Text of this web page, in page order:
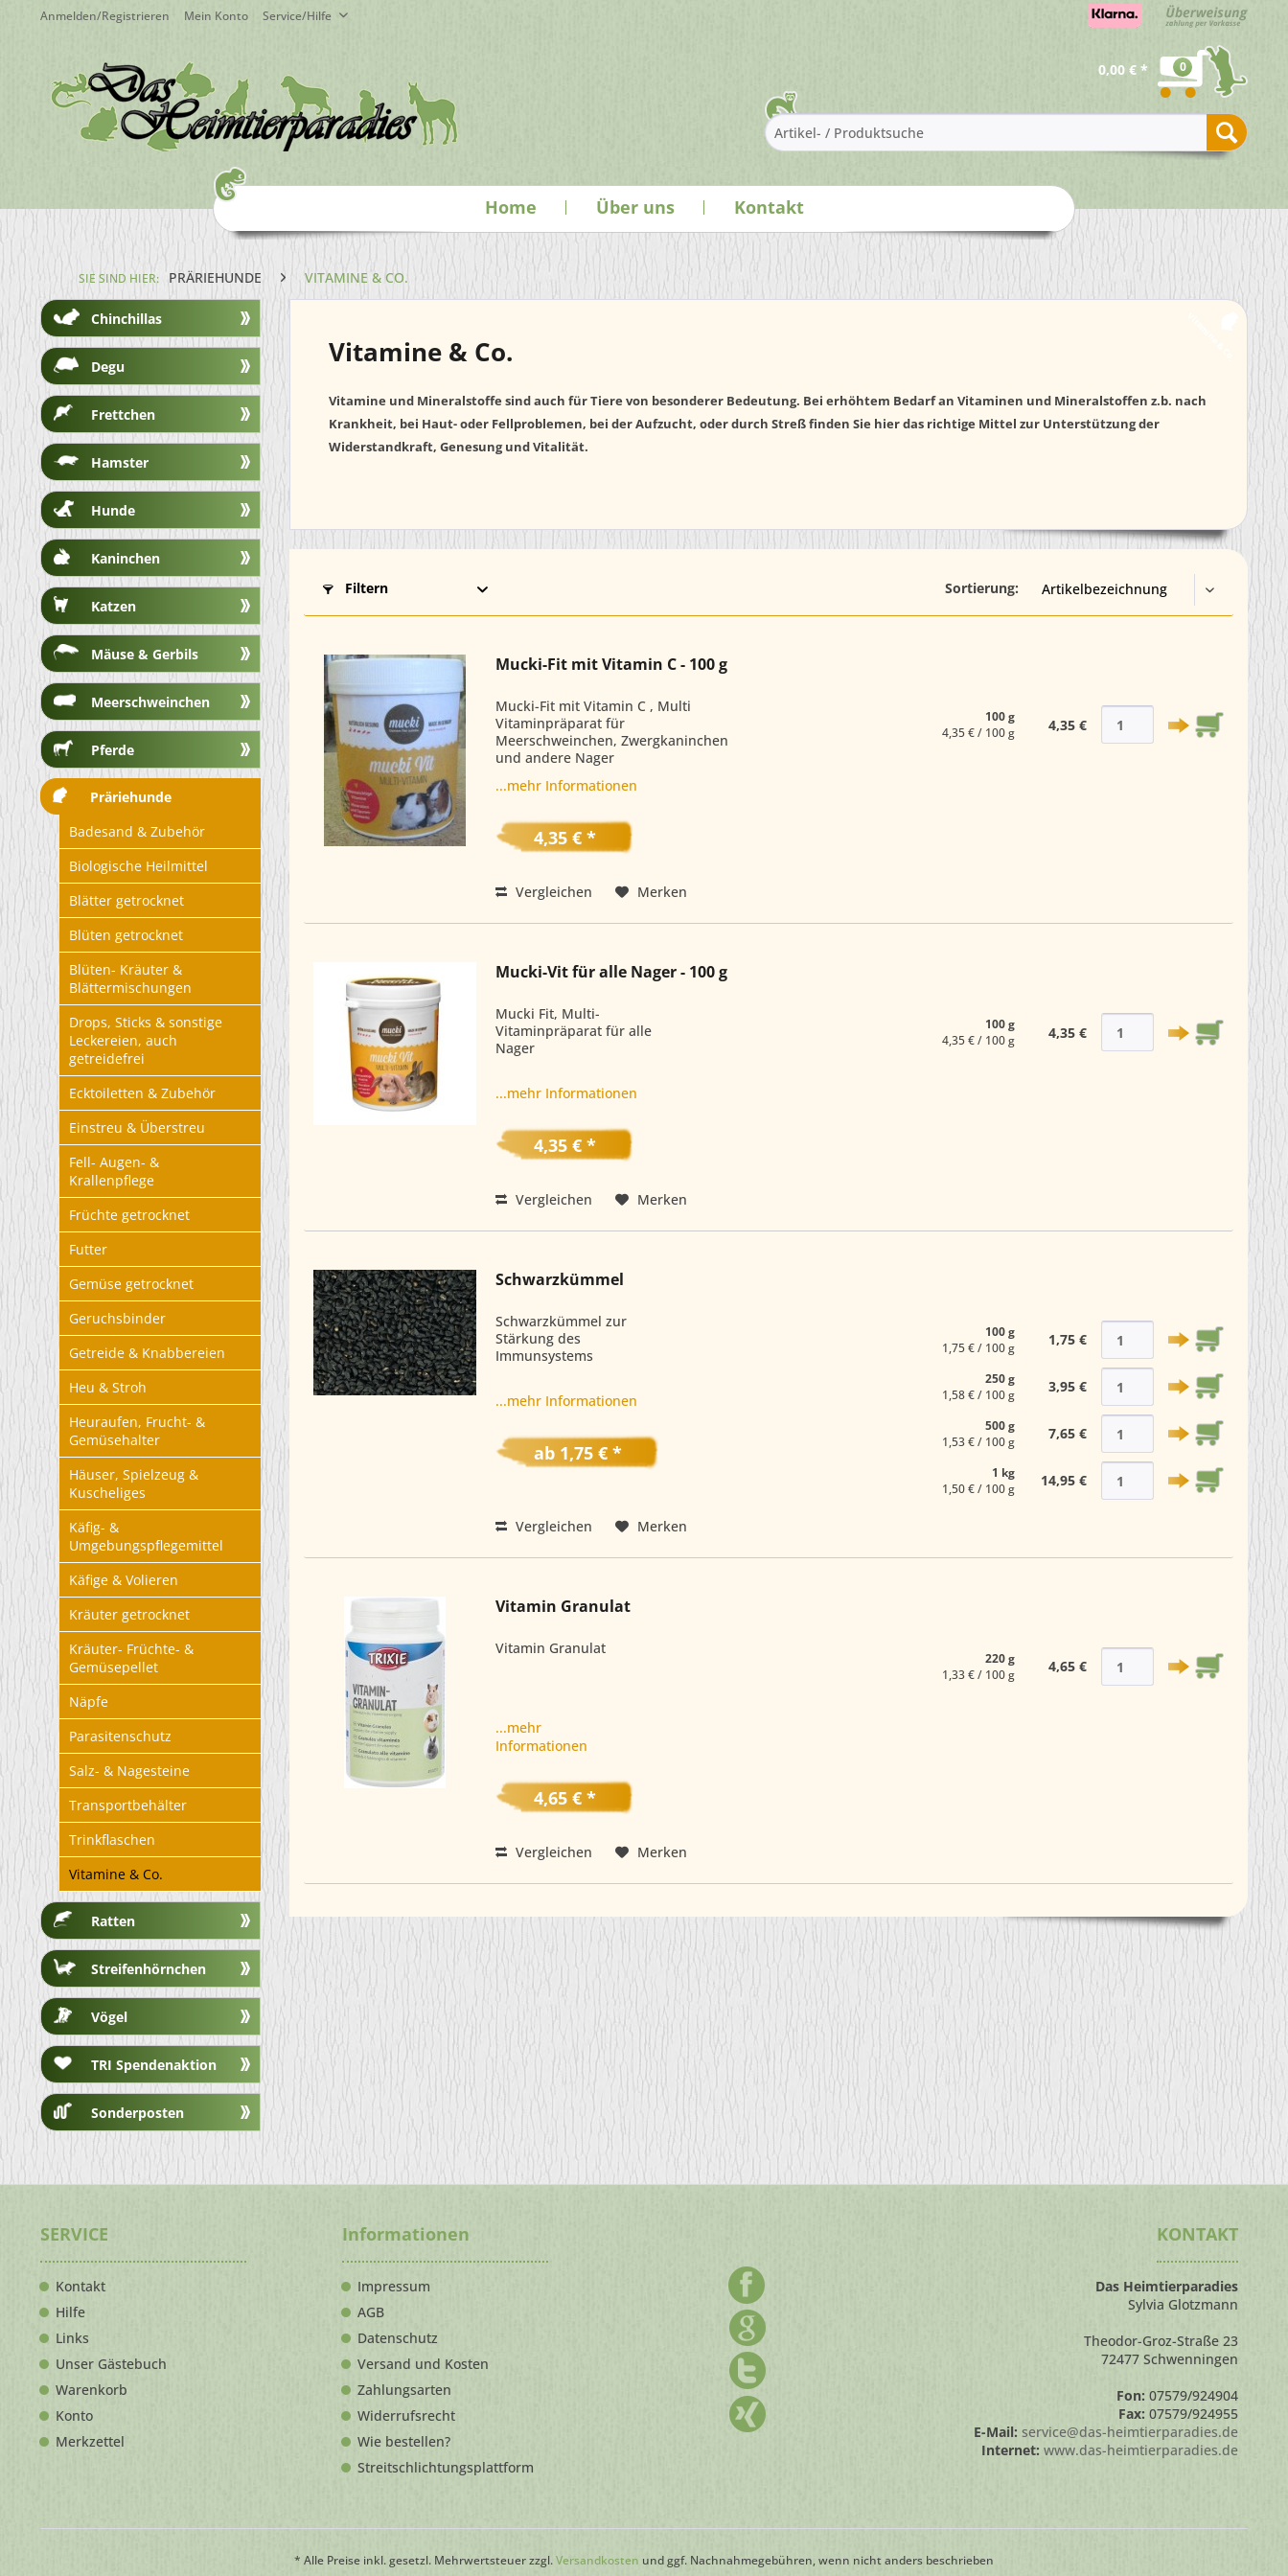
Anmelden/Registrieren Mein Konto Service/Hilfe
0
0,00 € *
Home Über uns Kontakt
SIE SIND HIER: PRÄRIEHUNDE VITAMINE & CO.
Chinchillas
Degu
Frettchen
Hamster
Hunde
Kaninchen
Katzen
Mäuse & Gerbils
Meerschweinchen
Pferde
Präriehunde
Badesand & Zubehör
Biologische Heilmittel
Blätter getrocknet
Blüten getrocknet
Blüten- Kräuter &
Blättermischungen
Drops, Sticks & sonstige
Leckereien, auch
getreidefrei
Ecktoiletten & Zubehör
Einstreu & Überstreu
Fell- Augen- &
Krallenpflege
Früchte getrocknet
Futter
Gemüse getrocknet
Geruchsbinder
Getreide & Knabbereien
Heu & Stroh
Heuraufen, Frucht- &
Gemüsehalter
Häuser, Spielzeug &
Kuscheliges
Käfig- &
Umgebungspflegemittel
Käfige & Volieren
Kräuter getrocknet
Kräuter- Früchte- &
Gemüsepellet
Näpfe
Parasitenschutz
Salz- & Nagesteine
Transportbehälter
Trinkflaschen
Vitamine & Co.
Ratten
Streifenhörnchen
Vögel
TRI Spendenaktion
Sonderposten
Vitamine & Co.
Vitamine und Mineralstoffe sind auch für Tiere von besonderer Bedeutung. Bei erhöhtem Bedarf an Vitaminen und Mineralstoffen z.b. nach
Krankheit, bei Haut- oder Fellproblemen, bei der Aufzucht, oder durch Streß finden Sie hier das richtige Mittel zur Unterstützung der
Widerstandkraft, Genesung und Vitalität.
Filtern Sortierung:
Mucki-Fit mit Vitamin C - 100 g
Mucki-Fit mit Vitamin C , Multi
Vitaminpräparat für
Meerschweinchen, Zwergkaninchen
und andere Nager
...mehr Informationen
4,35 € *
100 g
4,35 € / 100 g
4,35 €
Vergleichen Merken
Mucki-Vit für alle Nager - 100 g
Mucki Fit, Multi-
Vitaminpräparat für alle
Nager
...mehr Informationen
4,35 € *
100 g
4,35 € / 100 g
4,35 €
Vergleichen Merken
Schwarzkümmel
Schwarzkümmel zur
Stärkung des
Immunsystems
...mehr Informationen
ab 1,75 € *
100 g
1,75 € / 100 g
1,75 €
250 g
1,58 € / 100 g
3,95 €
500 g
1,53 € / 100 g
7,65 €
1 kg
1,50 € / 100 g
14,95 €
Vergleichen Merken
Vitamin Granulat
Vitamin Granulat
...mehr
Informationen
4,65 € *
220 g
1,33 € / 100 g
4,65 €
Vergleichen Merken
SERVICE
Kontakt
Hilfe
Links
Unser Gästebuch
Warenkorb
Konto
Merkzettel
Informationen
Impressum
AGB
Datenschutz
Versand und Kosten
Zahlungsarten
Widerrufsrecht
Wie bestellen?
Streitschlichtungsplattform
KONTAKT
Das Heimtierparadies
Sylvia Glotzmann
Theodor-Groz-Straße 23
72477 Schwenningen
Fon: 07579/924904
Fax: 07579/924955
E-Mail: service@das-heimtierparadies.de
Internet: www.das-heimtierparadies.de
* Alle Preise inkl. gesetzl. Mehrwertsteuer zzgl.Versandkosten und ggf. Nachnahmegebühren, wenn nicht anders beschrieben